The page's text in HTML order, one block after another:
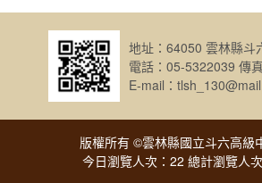
地址：64050 雲林縣斗
電話：05-5322039 傳
E-mail：
版權所有 ©雲林縣國立斗六高級
今日瀏覽人次：22 總計瀏覽人